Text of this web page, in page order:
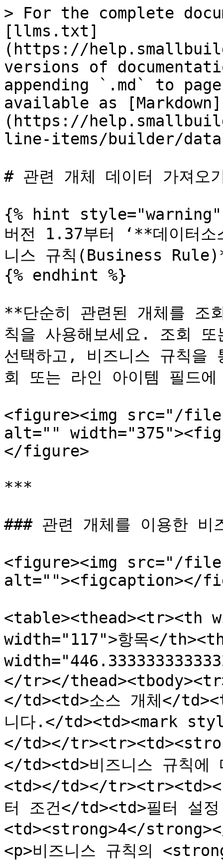
> For the complete
[llms.txt]
(https://
versions of
appending `.md` to
available as [Markdown]
(https://
line-items/builder/
# 관련 개체 데이터 가져오
{% hint style="warning"
버전 1.37부터 ‘**데이터
니스 규칙(Business
{% endhint %}
**단순히 관련된 개체를 조
칙을 사용해보세요. 조회
선택하고, 비즈니스 규칙을
회 또는 라인 아이템 필드
<figure><img src="/
alt=""
</figure>
***
### 관련 개체를 이용한 비
<figure><img src="/
alt=""><figcaption></
<table><thead><tr><th
width="117">항목</
</tr></
</td><td>소스 개체</
니다.</td><td><mark
</td></
</td><td>비즈니스 규칙에
<td></td></
터 조건</td><td>필터 설
<td><strong>4</
<p>비즈니스 규칙의